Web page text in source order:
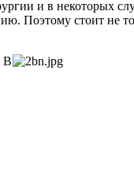
и в некоторых
Поэтому стоит не
В